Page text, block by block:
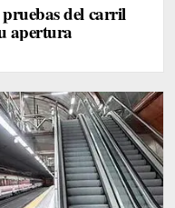
del carril
apertura